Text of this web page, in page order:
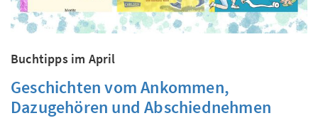
Buchtipps im April
Geschichten vom Ankommen,
Dazugehören und Abschiednehmen